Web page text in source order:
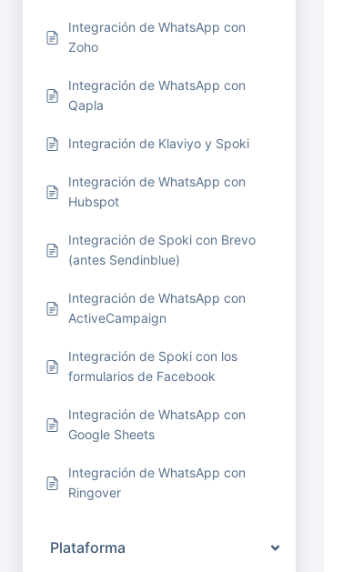
Integración de WhatsApp con
Zoho
Integración de WhatsApp con
Qapla
Integración de Klaviyo y Spoki
Integración de WhatsApp con
Hubspot
Integración de Spoki con Brevo
(antes Sendinblue)
Integración de WhatsApp con
ActiveCampaign
Integración de Spoki con los
formularios de Facebook
Integración de WhatsApp con
Google Sheets
Integración de WhatsApp con
Ringover
Plataforma